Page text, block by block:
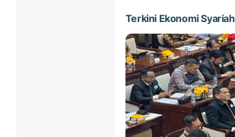
Terkini Ekonomi Syariah